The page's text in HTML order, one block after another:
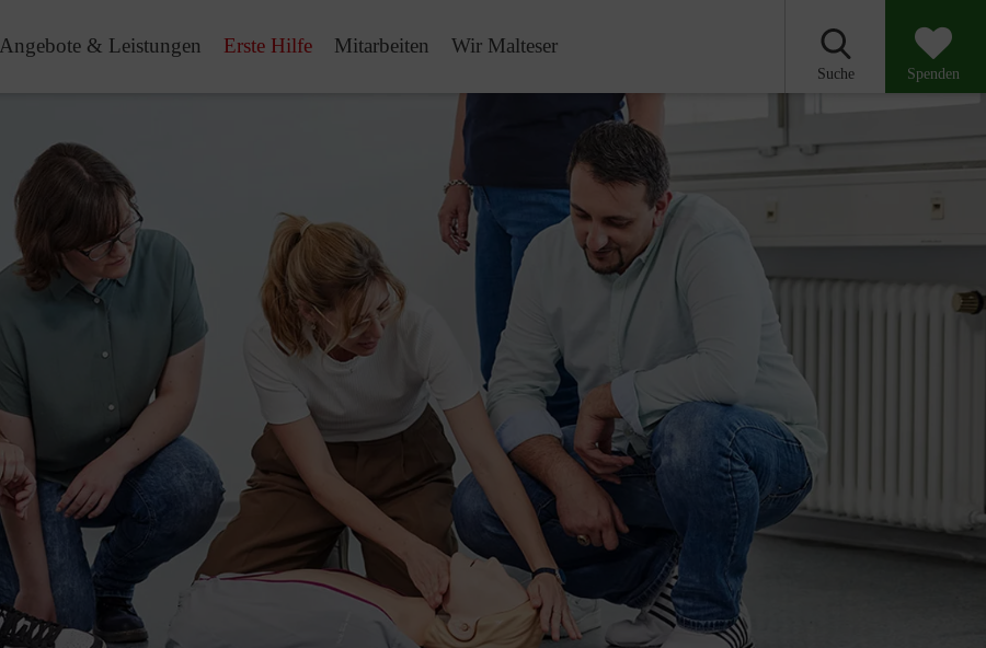
Angebote & Leistungen Erste Hilfe Mitarbeiten Wir Malteser
Suche Spenden